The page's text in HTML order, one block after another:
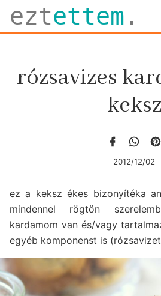
eztettem .
rózsavizes
keksz
2012/12/02
ez a keksz ékes bizonyítéka
mindennel rögtön
kardamom van és/vagy
egyéb komponenst is